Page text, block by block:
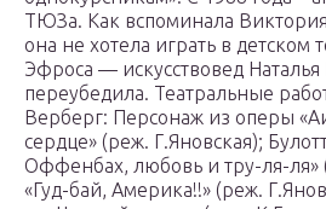
ТЮЗа. Как вспоминала
она не хотела играть в детском
Эфроса — искусствовед
переубедила. Театральные
Верберг: Персонаж из оперы
сердце» (реж. Г.Яновская);
Оффенбах, любовь и тру-ля-ля»
«Гуд-бай, Америка!!» (реж.